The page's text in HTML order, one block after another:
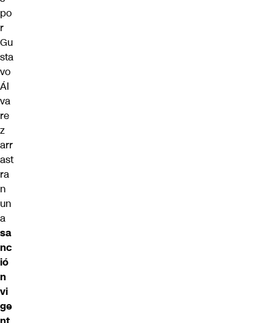
po
r
Gu
sta
vo
Ál
va
re
z
arr
ast
ra
n
un
a
sa
nc
ió
n
vi
ge